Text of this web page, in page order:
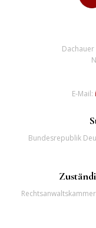
Dachauer
E-Mail:
Bundesrepublik